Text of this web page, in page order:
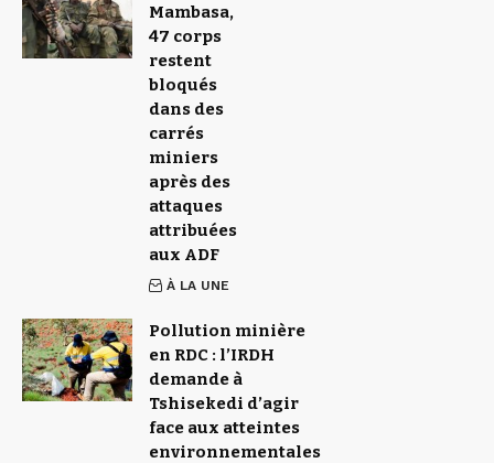
Mambasa,
47 corps
restent
bloqués
dans des
carrés
miniers
après des
attaques
attribuées
aux ADF
À LA UNE
Pollution minière
en RDC : l’IRDH
demande à
Tshisekedi d’agir
face aux atteintes
environnementales